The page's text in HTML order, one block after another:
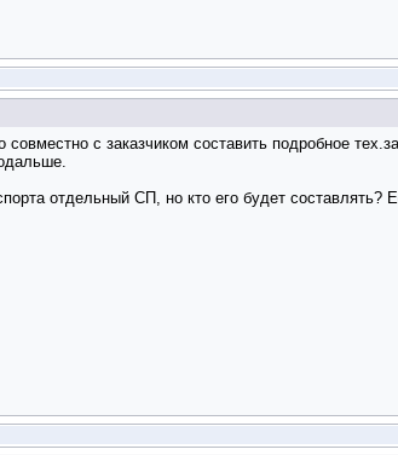
с заказчиком составить подробное
отдельный СП, но кто его будет